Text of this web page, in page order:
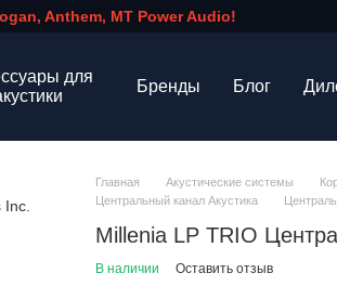
Anthem, MT Power Audio!
для
Бренды Блог
Главная Акустические системы
Центральный канал Акустика
Millenia LP TRIO
В наличии Оставить отзыв